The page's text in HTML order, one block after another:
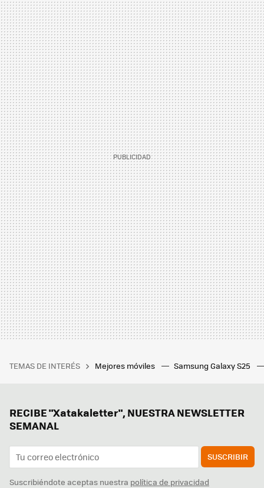
TEMAS DE INTERÉS Mejores móviles Samsung Galaxy S25
RECIBE "Xatakaletter", NUESTRA NEWSLETTER
SEMANAL
SUSCRIBIR
Suscribiéndote aceptas nuestra política de privacidad